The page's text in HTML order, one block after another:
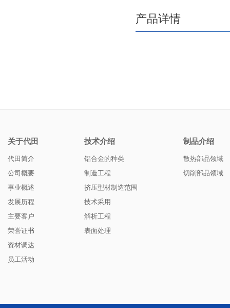
产品详情
关于代田
代田简介
公司概要
事业概述
发展历程
主要客户
荣誉证书
资材调达
员工活动
技术介绍
铝合金的种类
制造工程
挤压型材制造范围
技术采用
解析工程
表面处理
制品介绍
散热部品领域
切削部品领域